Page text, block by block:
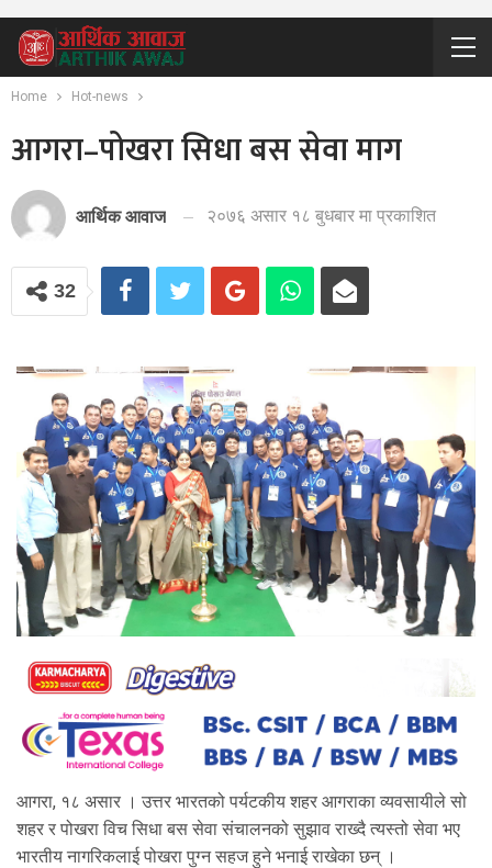
Home Hot-news
आगरा–पोखरा सिधा बस सेवा माग
आर्थिक आवाज २०७६ असार १८ बुधबार मा प्रकाशित
32
आगरा, १८ असार । उत्तर भारतको पर्यटकीय शहर आगराका व्यवसायीले सो
शहर र पोखरा विच सिधा बस सेवा संचालनको सुझाव राख्दै त्यस्तो सेवा भए
भारतीय नागरिकलाई पोखरा पुग्न सहज हुने भनाई राखेका छन् ।